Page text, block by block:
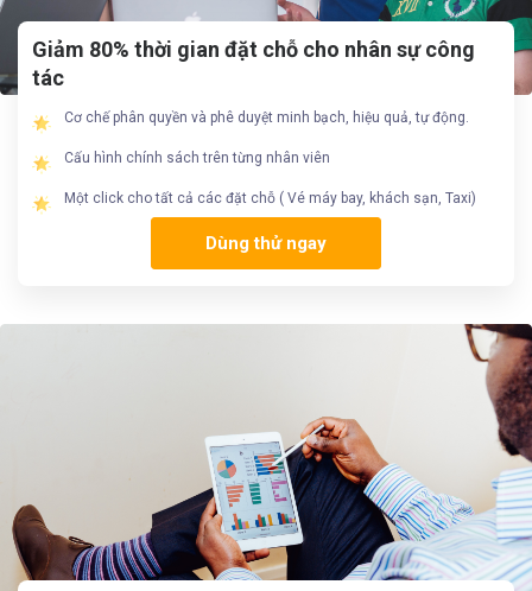
Giảm 80% thời gian đặt chỗ cho nhân sự công
tác
Cơ chế phân quyền và phê duyệt minh bạch, hiệu quả, tự động.
Cấu hình chính sách trên từng nhân viên
Một click cho tất cả các đặt chỗ ( Vé máy bay, khách sạn, Taxi)
Dùng thử ngay